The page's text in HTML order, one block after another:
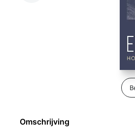
Omschrijving